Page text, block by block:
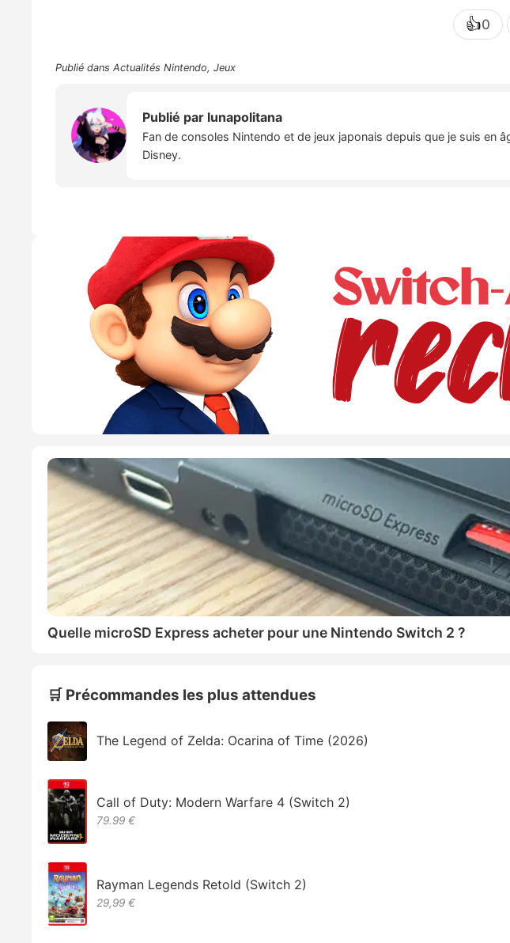
👍0
Publié dans Actualités Nintendo, Jeux
Publié par lunapolitana
Fan de consoles Nintendo et de jeux japonais depuis que je suis en
Disney.
Quelle microSD Express acheter pour une Nintendo Switch 2 ?
🛒 Précommandes les plus attendues
The Legend of Zelda: Ocarina of Time (2026)
Call of Duty: Modern Warfare 4 (Switch 2)
79.99 €
Rayman Legends Retold (Switch 2)
29,99 €